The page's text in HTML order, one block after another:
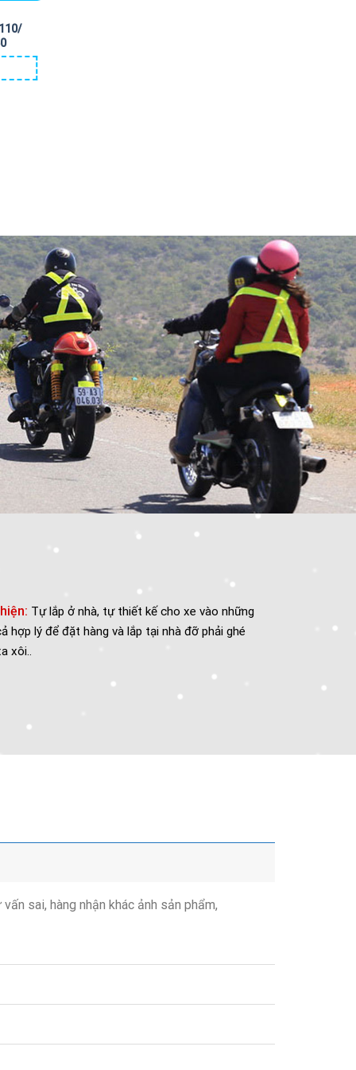
Rebel 300, đi
tự thiết kế cho xe vào những
và lắp tại nhà đỡ phải ghé
sai, hàng nhận khác ảnh sản phẩm,